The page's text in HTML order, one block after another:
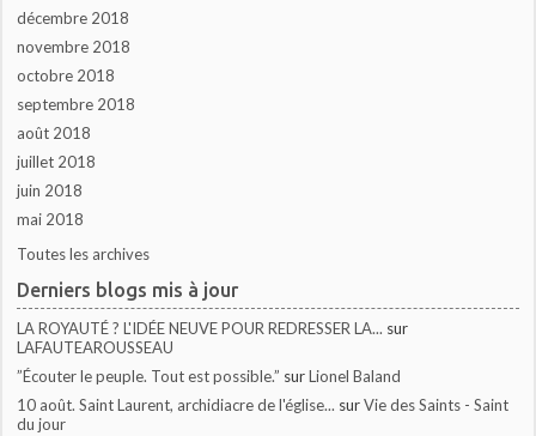
décembre 2018
novembre 2018
octobre 2018
septembre 2018
août 2018
juillet 2018
juin 2018
mai 2018
Toutes les archives
Derniers blogs mis à jour
LA ROYAUTÉ ? L'IDÉE NEUVE POUR REDRESSER LA... sur
LAFAUTEAROUSSEAU
”Écouter le peuple. Tout est possible.” surLionel Baland
10 août. Saint Laurent, archidiacre de l'église... surVie des Saints - Saint
du jour